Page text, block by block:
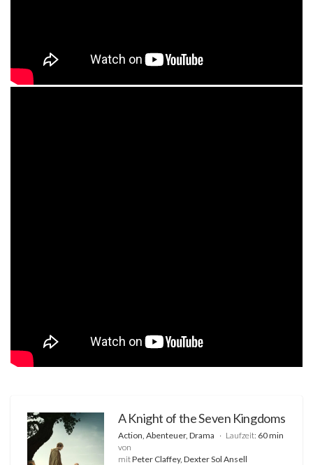
A Knight of the Seven Kingdoms
Action, Abenteuer, Drama Laufzeit: 60 min
von
mitPeter Claffey, Dexter Sol Ansell